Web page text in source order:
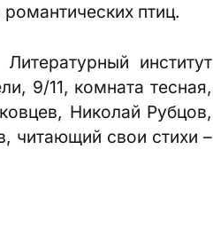
птиц.
институт
9/11, комната тесная,
Николай Рубцов,
читающий свои стихи –